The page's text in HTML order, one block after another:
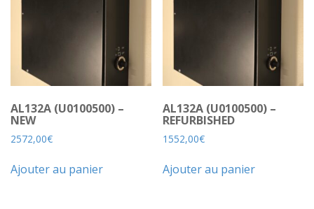
AL132A (U0100500) –
NEW
2572,00€
Ajouter au panier
AL132A (U0100500) –
REFURBISHED
1552,00€
Ajouter au panier